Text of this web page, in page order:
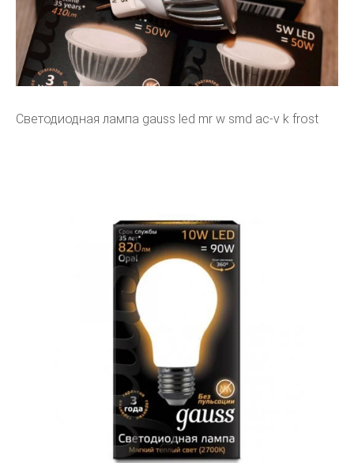
Светодиодная лампа gauss led mr w smd ac-v k frost